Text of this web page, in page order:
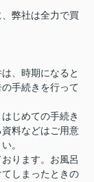
弊社は全力で買
、時期になると
手続きを行って
じめての手続き
料などはご用意
。
ります。お風呂
しまったときの